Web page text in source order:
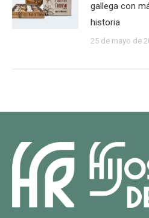
gallega con
historia
25 de mayo de